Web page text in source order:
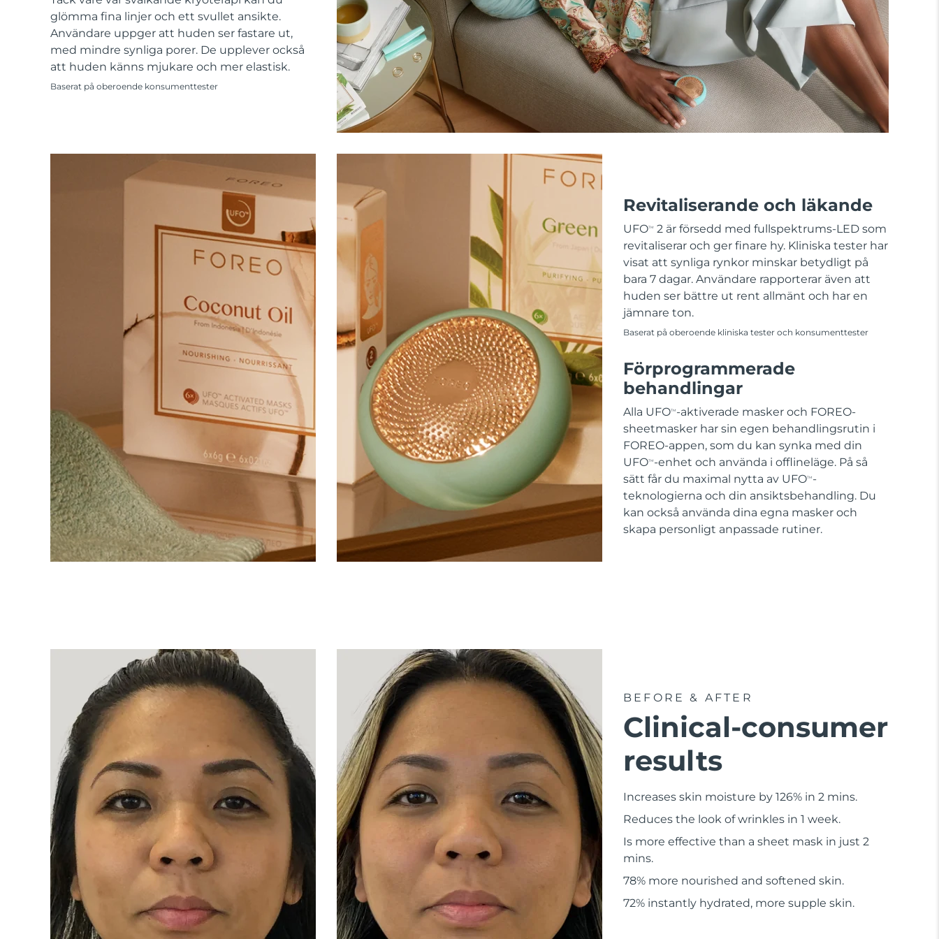
glömma fina linjer och ett svullet ansikte.
Användare uppger att huden ser fastare ut,
med mindre synliga porer. De upplever också
att huden känns mjukare och mer elastisk.
Baserat på oberoende konsumenttester
Revitaliserande och läkande
UFOTM
2 är försedd med fullspektrums-LED som
revitaliserar och ger finare hy. Kliniska tester har
visat att synliga rynkor minskar betydligt på
bara 7 dagar. Användare rapporterar även att
huden ser bättre ut rent allmänt och har en
jämnare ton.
Baserat på oberoende kliniska tester och konsumenttester
Förprogrammerade
behandlingar
Alla UFOTM -aktiverade masker och FOREO-
sheetmasker har sin egen behandlingsrutin i
FOREO-appen, som du kan synka med din
UFOTM -enhet och använda i offlineläge. På så
sätt får du maximal nytta av UFOTM -
teknologierna och din ansiktsbehandling. Du
kan också använda dina egna masker och
skapa personligt anpassade rutiner.
BEFORE & AFTER
Clinical-consumer
results
Increases skin moisture by 126% in 2 mins.
Reduces the look of wrinkles in 1 week.
Is more effective than a sheet mask in just 2
mins.
78% more nourished and softened skin.
72% instantly hydrated, more supple skin.
All acne treatment devices
All revitalizing eye massagers
KIWI™-hudvård
Advanced pore care essentials
Serum
For healthy hair
issa™ Teeth Whitening Gel
18% PAP
Kosmetika Man